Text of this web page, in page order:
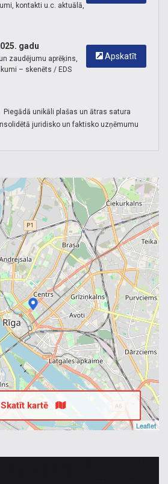
kontakti u.c. aktuālā,
Apskatīt
gadu
zaudējumu aprēķins,
– skenēts / EDS
Piegādā unikāli plašas un ātras satura
juridisko un faktisko uzņēmumu
Leaflet
Skatīt kartē